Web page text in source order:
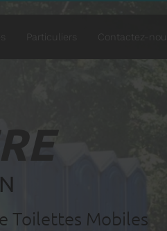
Toilettes Mobiles
Particuliers Contactez-nous